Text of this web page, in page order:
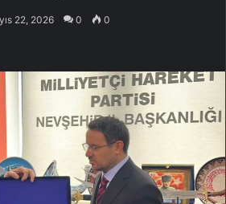
22, 2026 0 0